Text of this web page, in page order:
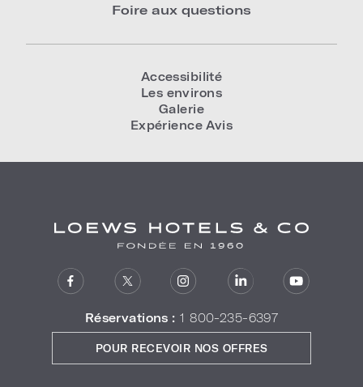
Foire aux questions
Accessibilité
Les environs
Galerie
Expérience Avis
Réservations : 1 800-235-6397
POUR RECEVOIR NOS OFFRES